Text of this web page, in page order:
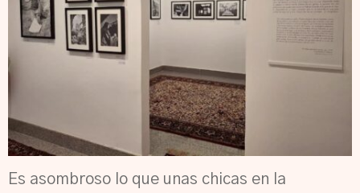
Es asombroso lo que unas chicas en la